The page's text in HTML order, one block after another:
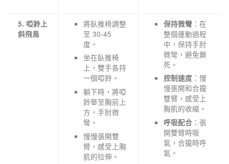
5. 啞鈴上
斜飛鳥
將臥推椅調整
至 30-45
度。
坐在臥推椅
上，雙手各持
一個啞鈴。
躺下時，將啞
鈴舉至胸前上
方，手肘微
彎。
慢慢張開雙
臂，感受上胸
肌的拉伸。
保持微彎 ：在
整個運動過程
中，保持手肘
微彎，避免鎖
死。
控制速度 ：慢
慢張開和合攏
雙臂，感受上
胸肌的收縮。
呼吸配合 ：張
開雙臂時吸
氣，合攏時呼
氣。